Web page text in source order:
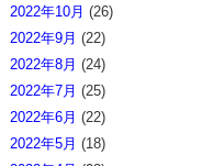
2022年10月 (26)
2022年9月 (22)
2022年8月 (24)
2022年7月 (25)
2022年6月 (22)
2022年5月 (18)